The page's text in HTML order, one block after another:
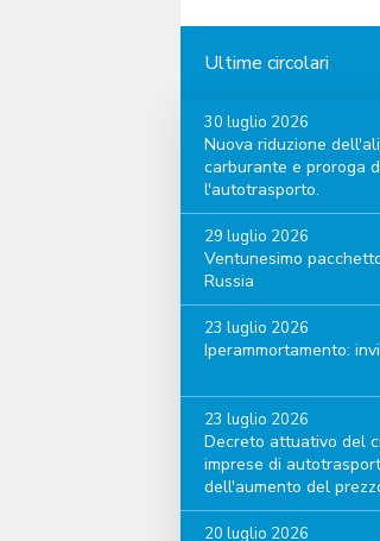
Ultime circolari
30 luglio 2026
Nuova riduzione
carburante e proroga
l'autotrasporto.
29 luglio 2026
Ventunesimo
Russia
23 luglio 2026
Iperammortamento:
23 luglio 2026
Decreto attuativo del
imprese di
dell'aumento del
20 luglio 2026